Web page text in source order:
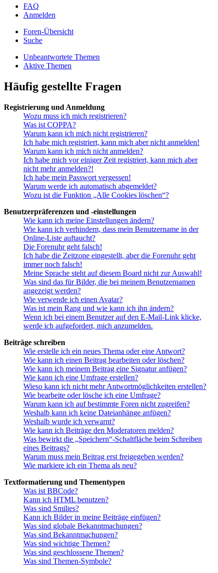
FAQ
Anmelden
Foren-Übersicht
Suche
Unbeantwortete Themen
Aktive Themen
Häufig gestellte Fragen
Registrierung und Anmeldung
Wozu muss ich mich registrieren?
Was ist COPPA?
Warum kann ich mich nicht registrieren?
Ich habe mich registriert, kann mich aber nicht anmelden!
Warum kann ich mich nicht anmelden?
Ich habe mich vor einiger Zeit registriert, kann mich aber
nicht mehr anmelden?!
Ich habe mein Passwort vergessen!
Warum werde ich automatisch abgemeldet?
Wozu ist die Funktion „Alle Cookies löschen“?
Benutzerpräferenzen und -einstellungen
Wie kann ich meine Einstellungen ändern?
Wie kann ich verhindern, dass mein Benutzername in der
Online-Liste auftaucht?
Die Forenuhr geht falsch!
Ich habe die Zeitzone eingestellt, aber die Forenuhr geht
immer noch falsch!
Meine Sprache steht auf diesem Board nicht zur Auswahl!
Was sind das für Bilder, die bei meinem Benutzernamen
angezeigt werden?
Wie verwende ich einen Avatar?
Was ist mein Rang und wie kann ich ihn ändern?
Wenn ich bei einem Benutzer auf den E-Mail-Link klicke,
werde ich aufgefordert, mich anzumelden.
Beiträge schreiben
Wie erstelle ich ein neues Thema oder eine Antwort?
Wie kann ich einen Beitrag bearbeiten oder löschen?
Wie kann ich meinem Beitrag eine Signatur anfügen?
Wie kann ich eine Umfrage erstellen?
Wieso kann ich nicht mehr Antwortmöglichkeiten erstellen?
Wie bearbeite oder lösche ich eine Umfrage?
Warum kann ich auf bestimmte Foren nicht zugreifen?
Weshalb kann ich keine Dateianhänge anfügen?
Weshalb wurde ich verwarnt?
Wie kann ich Beiträge den Moderatoren melden?
Was bewirkt die „Speichern“-Schaltfläche beim Schreiben
eines Beitrags?
Warum muss mein Beitrag erst freigegeben werden?
Wie markiere ich ein Thema als neu?
Textformatierung und Thementypen
Was ist BBCode?
Kann ich HTML benutzen?
Was sind Smilies?
Kann ich Bilder in meine Beiträge einfügen?
Was sind globale Bekanntmachungen?
Was sind Bekanntmachungen?
Was sind wichtige Themen?
Was sind geschlossene Themen?
Was sind Themen-Symbole?